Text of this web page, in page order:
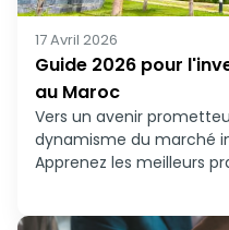
17 Avril 2026
Guide 2026 pour
au Maroc
Vers un avenir
dynamisme du marché
Apprenez les meilleurs